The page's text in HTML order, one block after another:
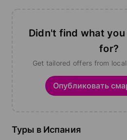
Didn't find what
for?
Get tailored offers from
Опубликовать
Туры в Испания